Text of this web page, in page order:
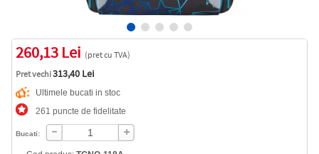
260,13 Lei (pret cu TVA)
Pret vechi313,40 Lei
Ultimele bucati in stoc
261 puncte de fidelitate
Bucati: